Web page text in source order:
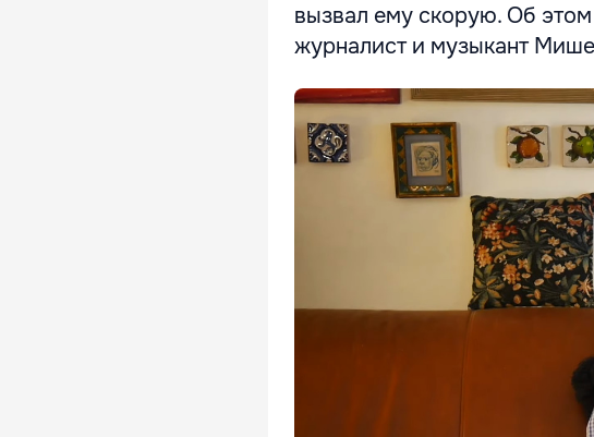
вызвал ему скорую. Об
журналист и музыкант